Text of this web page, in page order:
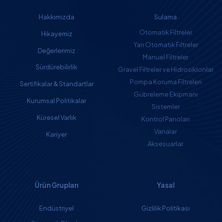
Hakkımızda
Hikayemiz
Değerlerimiz
Sürdürebilirlik
Sertifikalar & Standartlar
Kurumsal Politikalar
Küresel Varlık
Kariyer
Sulama
Otomatik Filtreler
Yarı Otomatik Filtreler
Manuel Filtreler
Gravel Filtreler ve Hidrosiklonlar
Pompa Koruma Filtreleri
Gübreleme Ekipmanı
Sistemler
Kontrol Panoları
Vanalar
Aksesuarlar
Ürün Grupları
Endüstriyel
Yasal
Gizlilik Politikası